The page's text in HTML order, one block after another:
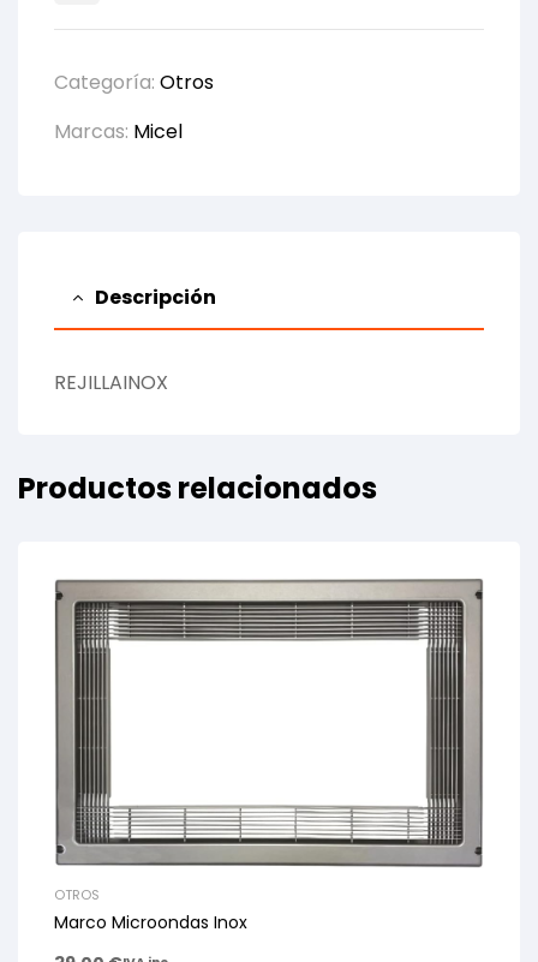
Categoría: Otros
Marcas: Micel
Descripción
REJILLAINOX
Productos relacionados
OTROS
Marco Microondas Inox